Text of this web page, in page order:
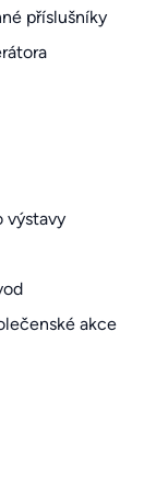
příslušníky
výstavy
akce